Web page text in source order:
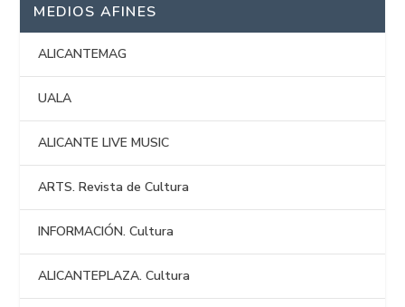
MEDIOS AFINES
ALICANTEMAG
UALA
ALICANTE LIVE MUSIC
ARTS. Revista de Cultura
INFORMACIÓN. Cultura
ALICANTEPLAZA. Cultura